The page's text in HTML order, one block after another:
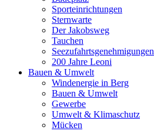
Sporteinrichtungen
Sternwarte
Der Jakobsweg
Tauchen
Seezufahrtsgenehmigungen
200 Jahre Leoni
Bauen & Umwelt
Windenergie in Berg
Bauen & Umwelt
Gewerbe
Umwelt & Klimaschutz
Mücken